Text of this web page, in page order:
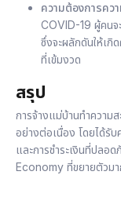
ความต้องการค
COVID-19 ผู้คนจ
ซึ่งจะผลักดันให้เกิ
ที่เข้มงวด
สรุป
การจ้างแม่บ้านทำความ
อย่างต่อเนื่อง โดยได้รับ
และการชำระเงินที่ปลอ
Economy ที่ขยายตัวมา